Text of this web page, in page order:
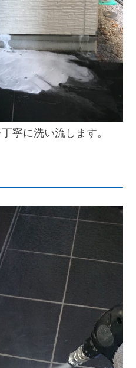
寧に洗い流します。